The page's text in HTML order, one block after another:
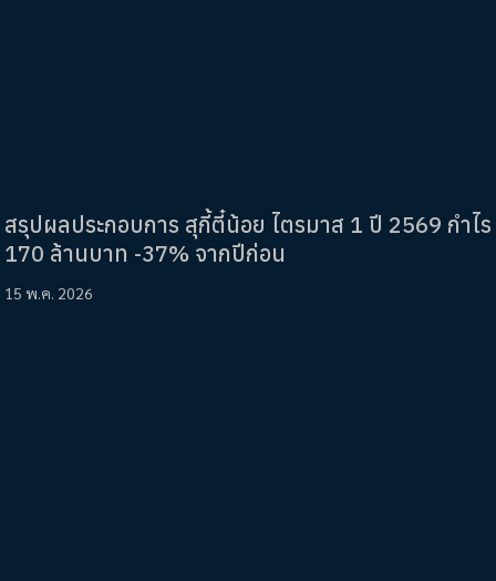
สรุปผลประกอบการ สุกี้ตี๋น้อย ไตรมาส 1 ปี 2569 กำไร
170 ล้านบาท -37% จากปีก่อน
15 พ.ค. 2026